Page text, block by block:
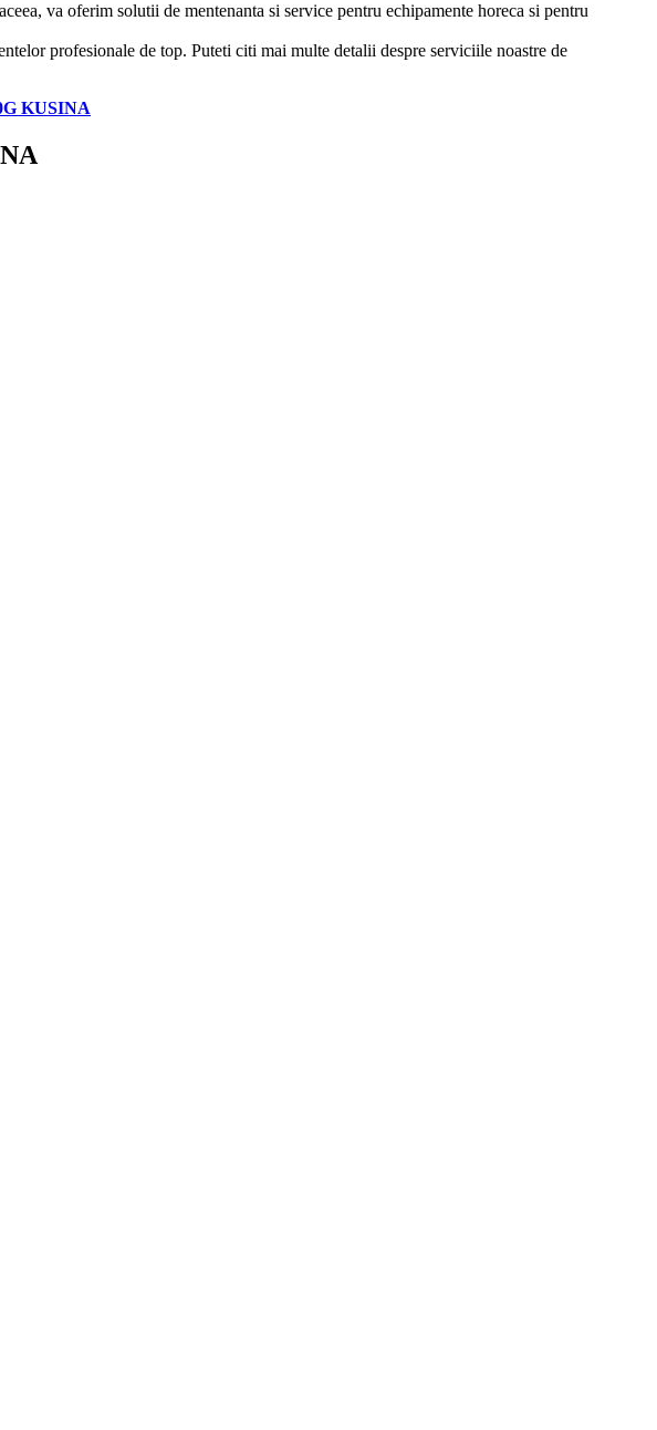
va oferim solutii de mentenanta si service pentru echipamente horeca si pentru
profesionale de top. Puteti citi mai multe detalii despre serviciile noastre de
KUSINA